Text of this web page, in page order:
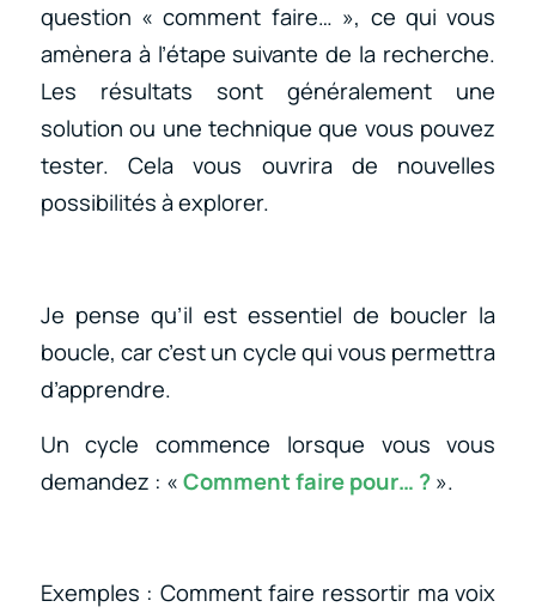
question « comment faire… », ce qui vous
amènera à l’étape suivante de la recherche.
Les résultats sont généralement une
solution ou une technique que vous pouvez
tester. Cela vous ouvrira de nouvelles
possibilités à explorer.
Je pense qu’il est essentiel de boucler la
boucle, car c’est un cycle qui vous permettra
d’apprendre.
Un cycle commence lorsque vous vous
demandez : «Comment faire pour… ?».
Exemples : Comment faire ressortir ma voix